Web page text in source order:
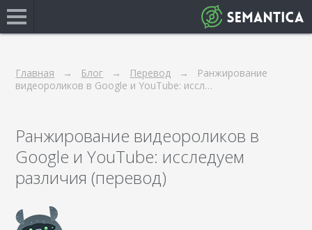
Главная Блог Перевод
Ранжирование
видеороликов в Google и YouTube: иссл…
Ранжирование видеороликов в
Google и YouTube: исследуем
различия (перевод)